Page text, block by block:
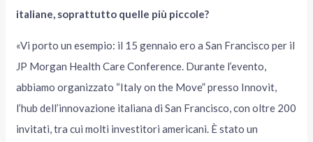
italiane, soprattutto quelle più piccole?
«Vi porto un esempio: il 15 gennaio ero a San Francisco per il
JP Morgan Health Care Conference. Durante l’evento,
abbiamo organizzato “Italy on the Move” presso Innovit,
l’hub dell’innovazione italiana di San Francisco, con oltre 200
invitati, tra cui molti investitori americani. È stato un